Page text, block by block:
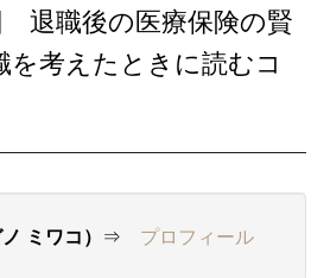
退職後の医療保険の賢
を考えたときに読むコ
ミワコ） ⇒ プロフィール